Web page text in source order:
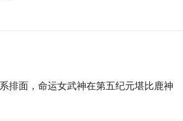
排面，命运女武神在第五纪元堪比鹿神